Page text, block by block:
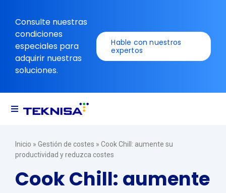
contenido
Consulte nuestras
condiciones
especiales para
adquirir nuestras
soluciones.
Hable con nuestros
expertos
Alternar
Inicio » Gestión de costes » Cook Chill: aumente su
productividad y reduzca costes
Cook Chill: aumente